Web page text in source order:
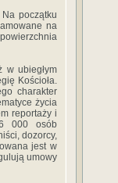
początku
na
w ubiegłym
Kościoła.
charakter
życia
reportaży i
000 osób
dozorcy,
jest w
umowy